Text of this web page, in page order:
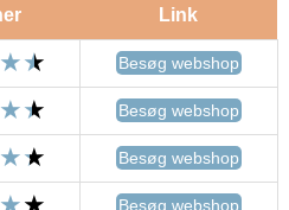
Link
Besøg webshop
Besøg webshop
Besøg webshop
Besøg webshop